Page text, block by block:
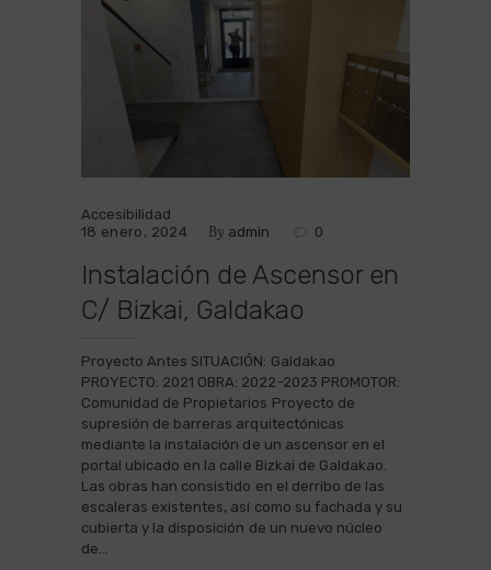
Accesibilidad
18 enero, 2024
By admin 0
Instalación de Ascensor en
C/ Bizkai, Galdakao
Proyecto Antes SITUACIÓN: Galdakao
PROYECTO: 2021 OBRA: 2022-2023 PROMOTOR:
Comunidad de Propietarios Proyecto de
supresión de barreras arquitectónicas
mediante la instalación de un ascensor en el
portal ubicado en la calle Bizkai de Galdakao.
Las obras han consistido en el derribo de las
escaleras existentes, así como su fachada y su
cubierta y la disposición de un nuevo núcleo
de…